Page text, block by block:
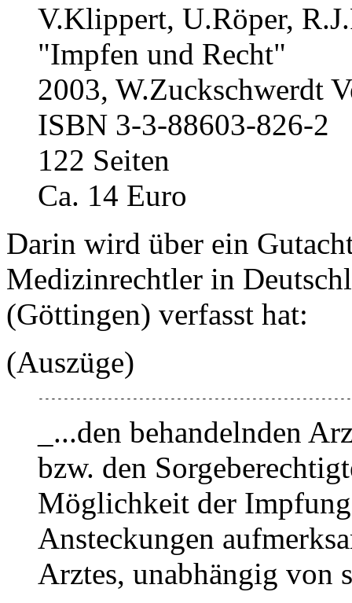
V.Klippert, U.Röper,
"Impfen und Recht"
2003, W.Zuckschwerdt
ISBN 3-3-88603-826-2
122 Seiten
Ca. 14 Euro
Darin wird über ein
Medizinrechtler in
(Göttingen) verfasst hat:
(Auszüge)
_...den behandelnden
bzw. den
Möglichkeit der Impfung
Ansteckungen
Arztes, unabhängig von